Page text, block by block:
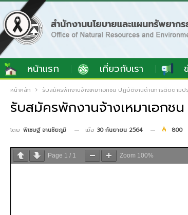
หน้าแรก เกี่ยวกับเรา
หน้าหลัก รับสมัครพักงานจ้างเหมาเอกชน ปฏิบัติงานด้านการติดตามป
รับสมัครพักงานจ้างเหมาเอกช
โดย พิเชษฐ์ จานชัยภูมิ เมื่อ 30 กันยายน 2564 800
Page 1 / 1 Zoom 100%